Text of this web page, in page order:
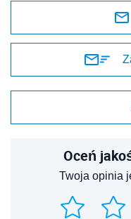
Oceń
Twoja opinia